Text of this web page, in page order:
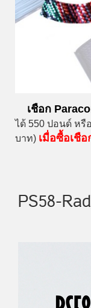
เชือก
ได้ 550 ปอนด์ หรื
บาท) เมื่อซื้อเชื
PS58-